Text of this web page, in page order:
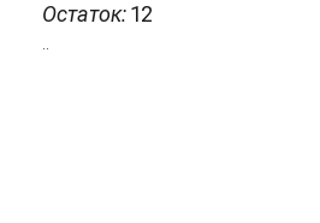
Остаток:12